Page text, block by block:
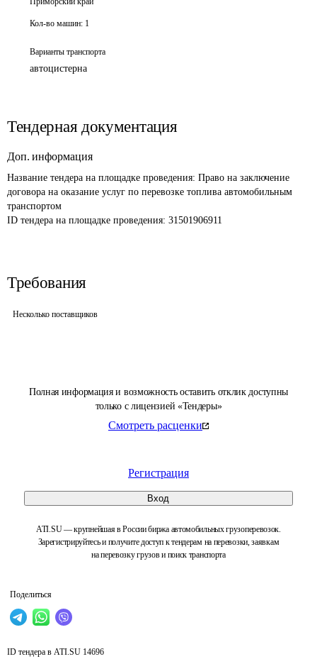
Полная информация и возможность оставить отклик доступны
только с лицензией «Тендеры»
Смотреть расценки
Регистрация
Вход
ATI.SU — крупнейшая в России биржа автомобильных грузоперевозок.
Зарегистрируйтесь и получите доступ к тендерам на перевозки, заявкам
на перевозку грузов и поиск транспорта
Поделиться
Кол-во машин: 1
Варианты транспорта
автоцистерна
Тендерная документация
Доп. информация
Название тендера на площадке проведения: Право на заключение
договора на оказание услуг по перевозке топлива автомобильным
транспортом
ID тендера на площадке проведения: 31501906911
Требования
Несколько поставщиков
ID тендера в ATI.SU 14696